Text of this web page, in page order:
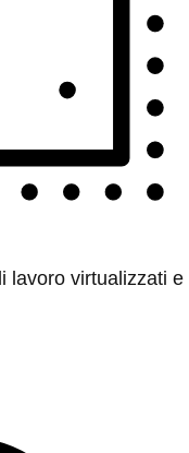
lavoro virtualizzati e